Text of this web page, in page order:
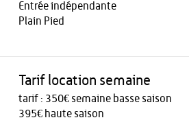
Entrée indépendante
Plain Pied
Tarif location semaine
tarif : 350€ semaine basse saison
395€ haute saison